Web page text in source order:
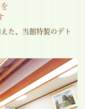
た、当館特製のデト